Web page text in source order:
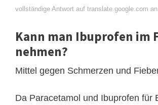
vollständige Antwort auf translate.google.com an
Kann man Ibuprofen im
nehmen?
Mittel gegen Schmerzen und
Da Paracetamol und Ibuprofen für